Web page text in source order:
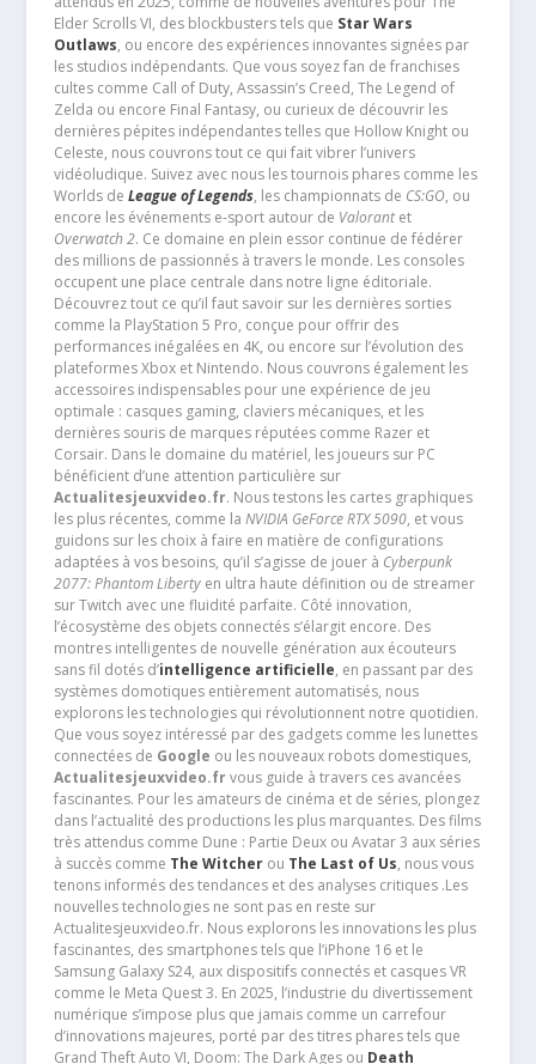
Elder Scrolls VI, des blockbusters tels que Star Wars
Outlaws, ou encore des expériences innovantes signées par
les studios indépendants. Que vous soyez fan de franchises
cultes comme Call of Duty, Assassin’s Creed, The Legend of
Zelda ou encore Final Fantasy, ou curieux de découvrir les
dernières pépites indépendantes telles que Hollow Knight ou
Celeste, nous couvrons tout ce qui fait vibrer l’univers
vidéoludique. Suivez avec nous les tournois phares comme les
Worlds de League of Legends, les championnats de CS:GO, ou
encore les événements e-sport autour de Valorantet
Overwatch 2. Ce domaine en plein essor continue de fédérer
des millions de passionnés à travers le monde. Les consoles
occupent une place centrale dans notre ligne éditoriale.
Découvrez tout ce qu’il faut savoir sur les dernières sorties
comme la PlayStation 5 Pro, conçue pour offrir des
performances inégalées en 4K, ou encore sur l’évolution des
plateformes Xbox et Nintendo. Nous couvrons également les
accessoires indispensables pour une expérience de jeu
optimale : casques gaming, claviers mécaniques, et les
dernières souris de marques réputées comme Razer et
Corsair. Dans le domaine du matériel, les joueurs sur PC
bénéficient d’une attention particulière sur
Actualitesjeuxvideo.fr. Nous testons les cartes graphiques
les plus récentes, comme la NVIDIA GeForce RTX 5090, et vous
guidons sur les choix à faire en matière de configurations
adaptées à vos besoins, qu’il s’agisse de jouer à Cyberpunk
2077: Phantom Libertyen ultra haute définition ou de streamer
sur Twitch avec une fluidité parfaite. Côté innovation,
l’écosystème des objets connectés s’élargit encore. Des
montres intelligentes de nouvelle génération aux écouteurs
sans fil dotés d’intelligence artificielle, en passant par des
systèmes domotiques entièrement automatisés, nous
explorons les technologies qui révolutionnent notre quotidien.
Que vous soyez intéressé par des gadgets comme les lunettes
connectées de Google ou les nouveaux robots domestiques,
Actualitesjeuxvideo.frvous guide à travers ces avancées
fascinantes. Pour les amateurs de cinéma et de séries, plongez
dans l’actualité des productions les plus marquantes. Des films
très attendus comme Dune : Partie Deux ou Avatar 3 aux séries
à succès comme The Witcherou The Last of Us, nous vous
tenons informés des tendances et des analyses critiques .Les
nouvelles technologies ne sont pas en reste sur
Actualitesjeuxvideo.fr. Nous explorons les innovations les plus
fascinantes, des smartphones tels que l’iPhone 16 et le
Samsung Galaxy S24, aux dispositifs connectés et casques VR
comme le Meta Quest 3. En 2025, l’industrie du divertissement
numérique s’impose plus que jamais comme un carrefour
d’innovations majeures, porté par des titres phares tels que
Grand Theft Auto VI, Doom: The Dark Ages ou Death